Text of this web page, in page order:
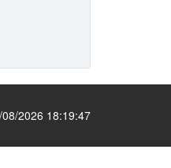
2026 18:19:47